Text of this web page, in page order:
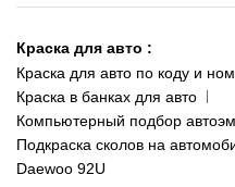
093 611-39-23
(ориентир: Интайм №40)
Одесса
пр-т Акад. Глушко, 29
066 554-97-70
Доставка и оплата
Сотрудничество
Наши публикации
Публичная оферта
Политика конфиденциальности
Краска для авто :
Краска для авто по коду и
Краска в банках для авто
Компьютерный подбор
Подкраска сколов на
Daewoo 92U